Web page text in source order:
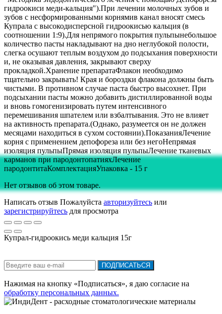
гидроокиси меди-кальция").При лечении молочных зубов и
зубов с несформированными корнямив канал вносят смесь
Купрала с высокодисперсной гидроокисью кальция (в
соотношении 1:9).Для непрямого покрытия пульпынебольшое
количество пасты накладывают на дно неглубокой полости,
слегка осушают теплым воздухом до подсыхания поверхности
и, не оказывая давления, закрывают сверху
прокладкой.Хранение препаратаФлакон необходимо
тщательно закрывать! Края и бороздки флакона должны быть
чистыми. В противном случае паста быстро высохнет. При
подсыхании пасты можно добавить дистиллированной воды
и вновь гомогенизировать путем интенсивного
перемешивания шпателем или взбалтывания. Это не влияет
на активность препарата.(Однако, разумеется он не должен
месяцами находиться в сухом состоянии).ПоказанияЛечение
корня с применением депофореза или без негоНепрямая
изоляция пульпыПрямая изоляция пульпыЛечение тканевых
карманов при пародонтопатияхЛечение
пародонтитаКомплектацияУпаковка - 15 г
Нет отзывов об этом товаре.
Написать отзыв Пожалуйста авторизуйтесь или
зарегистрируйтесь для просмотра
Купрал-гидроокись меди кальция 15г
ПОДПИСАТЬСЯ
Нажимая на кнопку «Подписаться», я даю cогласие на
обработку персональных данных.